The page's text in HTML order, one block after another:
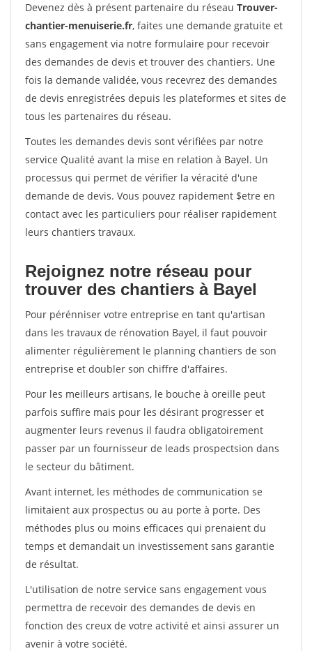
Devenez dès à présent partenaire du réseau Trouver-
chantier-menuiserie.fr, faites une demande gratuite et
sans engagement via notre formulaire pour recevoir
des demandes de devis et trouver des chantiers. Une
fois la demande validée, vous recevrez des demandes
de devis enregistrées depuis les plateformes et sites de
tous les partenaires du réseau.
Toutes les demandes devis sont vérifiées par notre
service Qualité avant la mise en relation à Bayel. Un
processus qui permet de vérifier la véracité d'une
demande de devis. Vous pouvez rapidement $etre en
contact avec les particuliers pour réaliser rapidement
leurs chantiers travaux.
Rejoignez notre réseau pour
trouver des chantiers à Bayel
Pour pérénniser votre entreprise en tant qu'artisan
dans les travaux de rénovation Bayel, il faut pouvoir
alimenter régulièrement le planning chantiers de son
entreprise et doubler son chiffre d'affaires.
Pour les meilleurs artisans, le bouche à oreille peut
parfois suffire mais pour les désirant progresser et
augmenter leurs revenus il faudra obligatoirement
passer par un fournisseur de leads prospectsion dans
le secteur du bâtiment.
Avant internet, les méthodes de communication se
limitaient aux prospectus ou au porte à porte. Des
méthodes plus ou moins efficaces qui prenaient du
temps et demandait un investissement sans garantie
de résultat.
L'utilisation de notre service sans engagement vous
permettra de recevoir des demandes de devis en
fonction des creux de votre activité et ainsi assurer un
avenir à votre société.